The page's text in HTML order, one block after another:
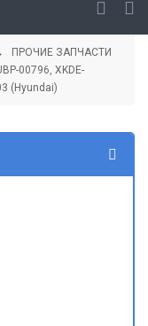
ПРОЧИЕ ЗАПЧАСТИ
00796, XKDE-
(Hyundai)